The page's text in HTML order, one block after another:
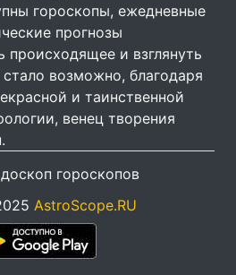
гороскопы, ежедневные
прогнозы
и взглянуть
возможно, благодаря
и таинственной
венец творения
гороскопов
AstroScope.RU